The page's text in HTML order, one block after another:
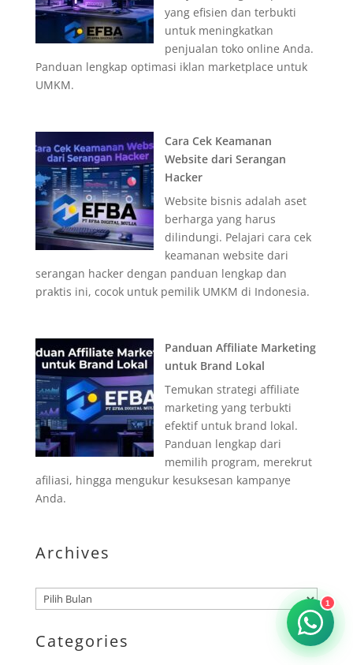
yang efisien dan terbukti
untuk meningkatkan
penjualan toko online Anda.
Panduan lengkap optimasi iklan marketplace untuk
UMKM.
Cara Cek Keamanan
Website dari Serangan
Hacker
Website bisnis adalah aset
berharga yang harus
dilindungi. Pelajari cara cek
keamanan website dari
serangan hacker dengan panduan lengkap dan
praktis ini, cocok untuk pemilik UMKM di Indonesia.
Panduan Affiliate Marketing
untuk Brand Lokal
Temukan strategi affiliate
marketing yang terbukti
efektif untuk brand lokal.
Panduan lengkap dari
memilih program, merekrut
afiliasi, hingga mengukur kesuksesan kampanye
Anda.
Archives
Arsip
Categories
1